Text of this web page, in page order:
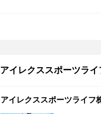
アイレクススポーツラ
アイレクススポーツライ